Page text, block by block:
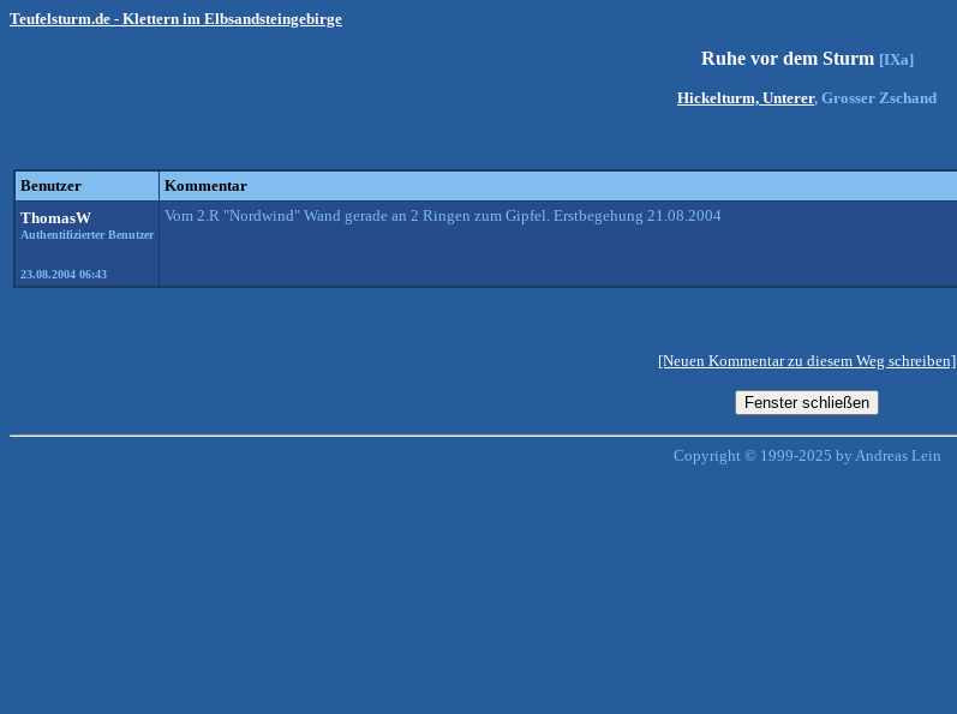
Teufelsturm.de - Klettern im Elbsandsteingebirge
Ruhe vor dem Sturm [IXa]
Hickelturm, Unterer, Grosser Zschand
Benutzer Kommentar
ThomasW
Authentifizierter Benutzer
23.08.2004 06:43
Vom 2.R "Nordwind" Wand gerade an 2 Ringen zum Gipfel. Erstbegehung 21.08.2004
[Neuen Kommentar zu diesem Weg schreiben]
Copyright © 1999-2025 by Andreas Lein